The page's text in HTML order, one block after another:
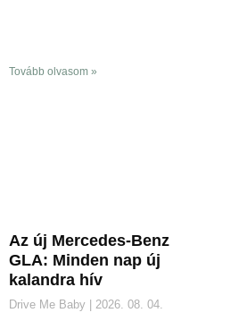
Tovább olvasom »
Az új Mercedes-Benz
GLA: Minden nap új
kalandra hív
Drive Me Baby 2026. 08. 04.